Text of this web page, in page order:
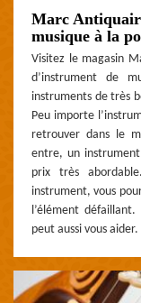
Marc
musique à la
Visitez le magasin
d’instrument de
instruments de très
Peu importe
retrouver dans le
entre, un
prix très
instrument, vous
l’élément
peut aussi vous aider.